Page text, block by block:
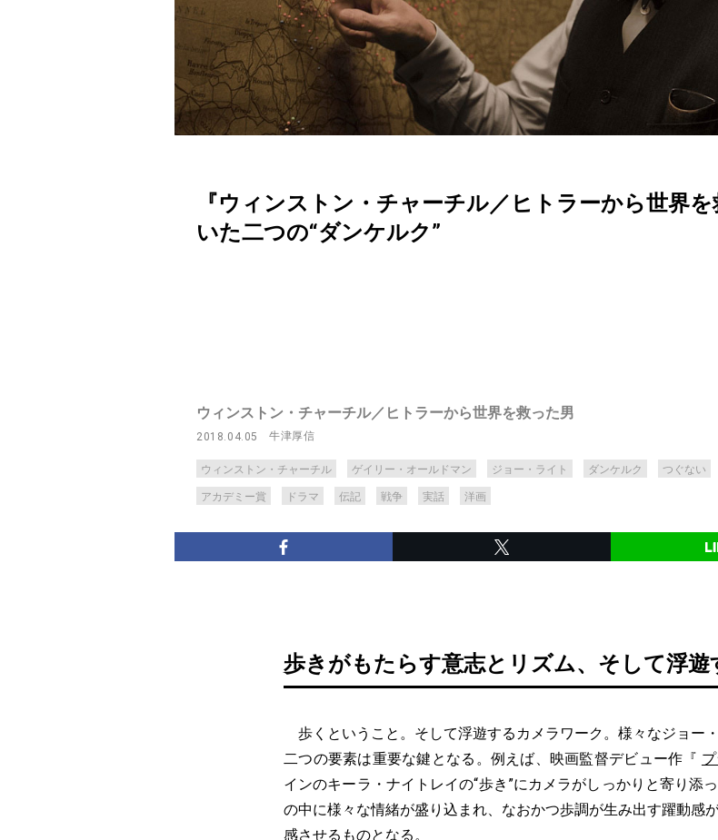
『ウィンストン・チャーチル／ヒトラーから世界
いた二つの“ダンケルク”
ウィンストン・チャーチル／ヒトラーから世界を救った男
2018.04.05 牛津厚信
ウィンストン・チャーチル ゲイリー・オールドマン ジョー・ライト ダンケルク つぐない
アカデミー賞 ドラマ 伝記 戦争 実話 洋画
歩きがもたらす意志とリズム、そして浮遊
歩くということ。そして浮遊するカメラワーク。様々なジョー
二つの要素は重要な鍵となる。例えば、映画監督デビュー作『
インのキーラ・ナイトレイの“歩き”にカメラがしっかりと寄り添
の中に様々な情緒が盛り込まれ、なおかつ歩調が生み出す躍動感
感させるものとなる。